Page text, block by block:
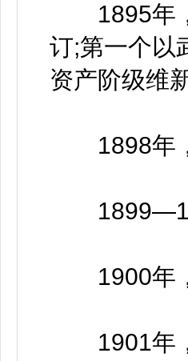
1895年，
订;第一个以
资产阶级维
1898年
1900年，
1901年，